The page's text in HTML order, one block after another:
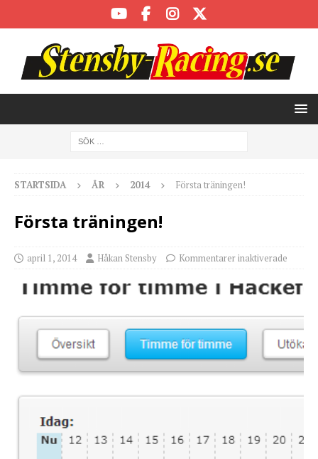
STARTSIDA ÅR 2014 Första träningen!
Första träningen!
april 1, 2014 Håkan Stensby Kommentarer inaktiverade